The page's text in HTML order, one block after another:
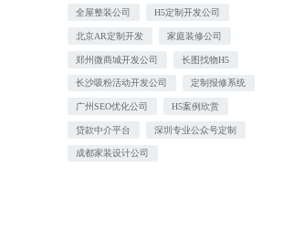
全屋整装公司 H5定制开发公司
北京AR定制开发 家庭装修公司
郑州微商城开发公司 长图找物H5
长沙吸粉活动开发公司 定制报修系统
广州SEO优化公司 H5案例欣赏
贷款中介平台 深圳专业公众号定制
成都家装设计公司